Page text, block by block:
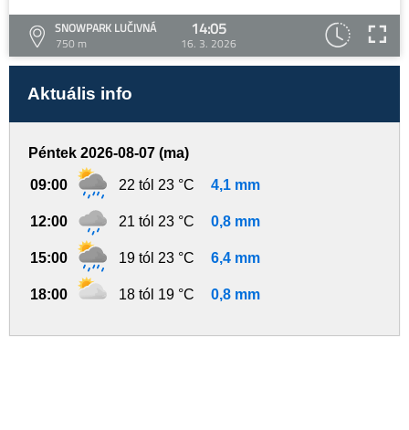
SNOWPARK LUČIVNÁ
750 m
14:05
16. 3. 2026
Aktuális info
Péntek 2026-08-07 (ma)
09:00 22 tól 23 °C 4,1 mm
12:00 21 tól 23 °C 0,8 mm
15:00 19 tól 23 °C 6,4 mm
18:00 18 tól 19 °C 0,8 mm